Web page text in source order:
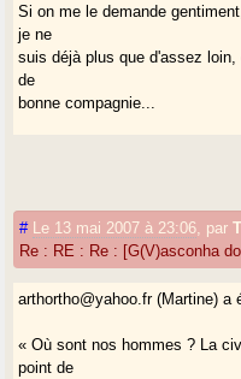
Si on me le demande
je ne
suis déjà plus que d'assez
de
bonne compagnie...
# Le 13 mai 2007 à 23:06 par
Re : RE : Re : [G(V)asconha
arthortho@yahoo.fr (Martine) a
« Où sont nos hommes ? La
point de